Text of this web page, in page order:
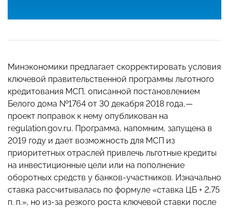
Минэкономики предлагает скорректировать условия
ключевой правительственной программы льготного
кредитования МСП, описанной постановлением
Белого дома №1764 от 30 декабря 2018 года,—
проект поправок к нему опубликован на
regulation.gov.ru. Программа, напомним, запущена в
2019 году и дает возможность для МСП из
приоритетных отраслей привлечь льготные кредиты
на инвестиционные цели или на пополнение
оборотных средств у банков-участников. Изначально
ставка рассчитывалась по формуле «ставка ЦБ + 2,75
п. п.», но из-за резкого роста ключевой ставки после